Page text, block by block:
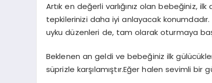
Artık en değerli varlığınız olan bebeğiniz,
tepkilerinizi daha iyi anlayacak konumdadır.
uyku düzenleri de, tam olarak oturmaya
Beklenen an geldi ve bebeğiniz ilk
süprizle karşılamıştır.Eğer halen sevimli